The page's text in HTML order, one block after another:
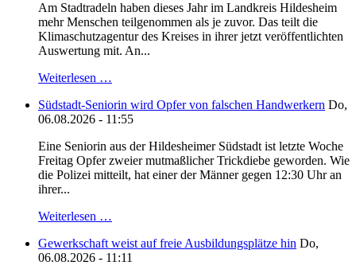
Am Stadtradeln haben dieses Jahr im Landkreis Hildesheim
mehr Menschen teilgenommen als je zuvor. Das teilt die
Klimaschutzagentur des Kreises in ihrer jetzt veröffentlichten
Auswertung mit. An...
Weiterlesen …
Südstadt-Seniorin wird Opfer von falschen Handwerkern Do,
06.08.2026 - 11:55
Eine Seniorin aus der Hildesheimer Südstadt ist letzte Woche
Freitag Opfer zweier mutmaßlicher Trickdiebe geworden. Wie
die Polizei mitteilt, hat einer der Männer gegen 12:30 Uhr an
ihrer...
Weiterlesen …
Gewerkschaft weist auf freie Ausbildungsplätze hin Do,
06.08.2026 - 11:11